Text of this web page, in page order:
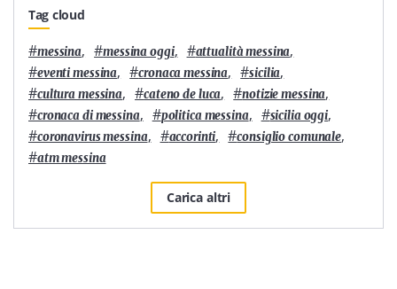
Tag cloud
#messina, #messina oggi, #attualità messina,
#eventi messina, #cronaca messina, #sicilia,
#cultura messina, #cateno de luca, #notizie messina,
#cronaca di messina, #politica messina, #sicilia oggi,
#coronavirus messina, #accorinti, #consiglio comunale,
#atm messina
Carica altri